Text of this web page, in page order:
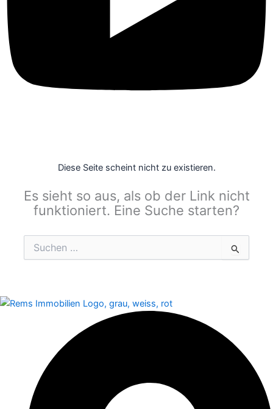
Diese Seite scheint nicht zu existieren.
Es sieht so aus, als ob der Link nicht
funktioniert. Eine Suche starten?
Suchen
nach: